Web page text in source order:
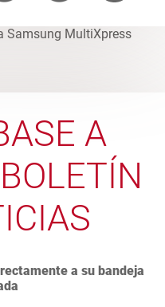
A
a su bandeja